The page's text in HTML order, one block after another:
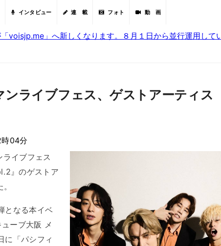
インタビュー 連 載 フォト 動 画
voisjp.me」へ新しくなります。８月１日から並行運用して
ライブフェス、ゲストアーティス
04分
イブフェス
』のゲストア
なる本イベ
ーブ大阪 メ
に「パシフィ